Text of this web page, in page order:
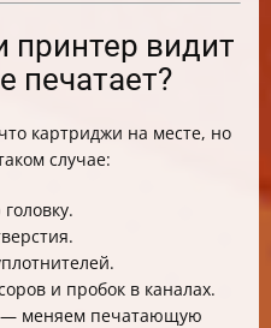
принтер видит
печатает?
картриджи на месте, но
случае:
и пробок в каналах.
— меняем печатающую